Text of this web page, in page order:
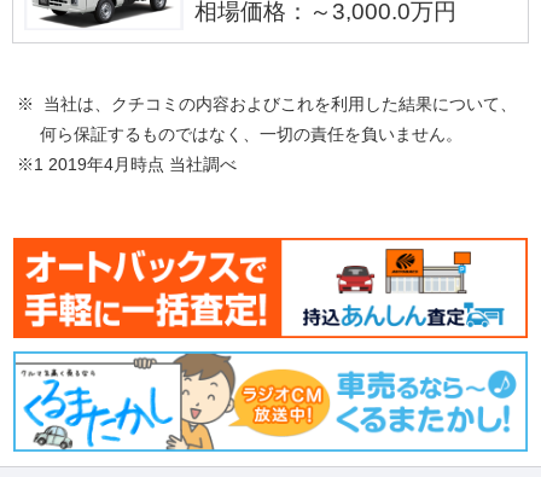
相場価格：～3,000.0万円
※ 当社は、クチコミの内容およびこれを利用した結果について、
何ら保証するものではなく、一切の責任を負いません。
※1 2019年4月時点 当社調べ